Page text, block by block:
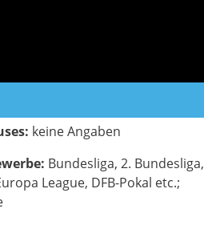
keine Angaben
Bundesliga, 2. Bundesliga,
League, DFB-Pokal etc.;